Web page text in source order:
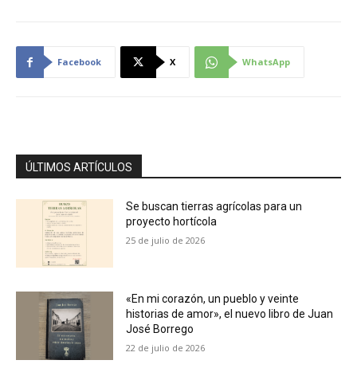
Facebook X WhatsApp
ÚLTIMOS ARTÍCULOS
Se buscan tierras agrícolas para un
proyecto hortícola
25 de julio de 2026
«En mi corazón, un pueblo y veinte
historias de amor», el nuevo libro de Juan
José Borrego
22 de julio de 2026